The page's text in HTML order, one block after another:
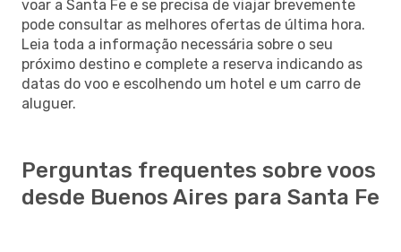
voar a Santa Fe e se precisa de viajar brevemente
pode consultar as melhores ofertas de última hora.
Leia toda a informação necessária sobre o seu
próximo destino e complete a reserva indicando as
datas do voo e escolhendo um hotel e um carro de
aluguer.
Perguntas frequentes sobre voos
desde Buenos Aires para Santa Fe